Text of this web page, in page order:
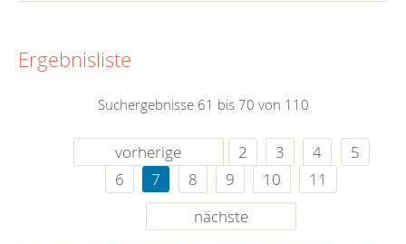
Ergebnisliste
Suchergebnisse 61 bis 70 von 110
vorherige 2 3 4
5
6
7 8 9 10
11
nächste